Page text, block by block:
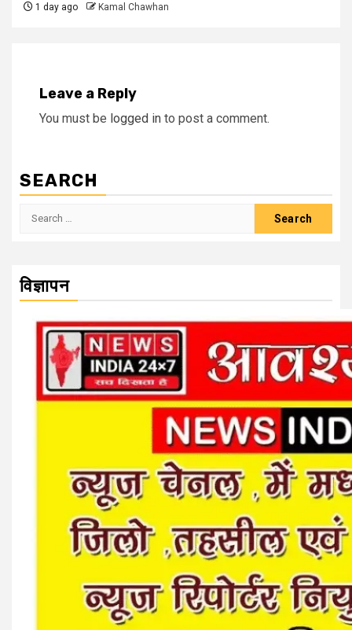
1 day ago Kamal Chawhan
Leave a Reply
You must be logged in to post a comment.
SEARCH
Search
विज्ञापन